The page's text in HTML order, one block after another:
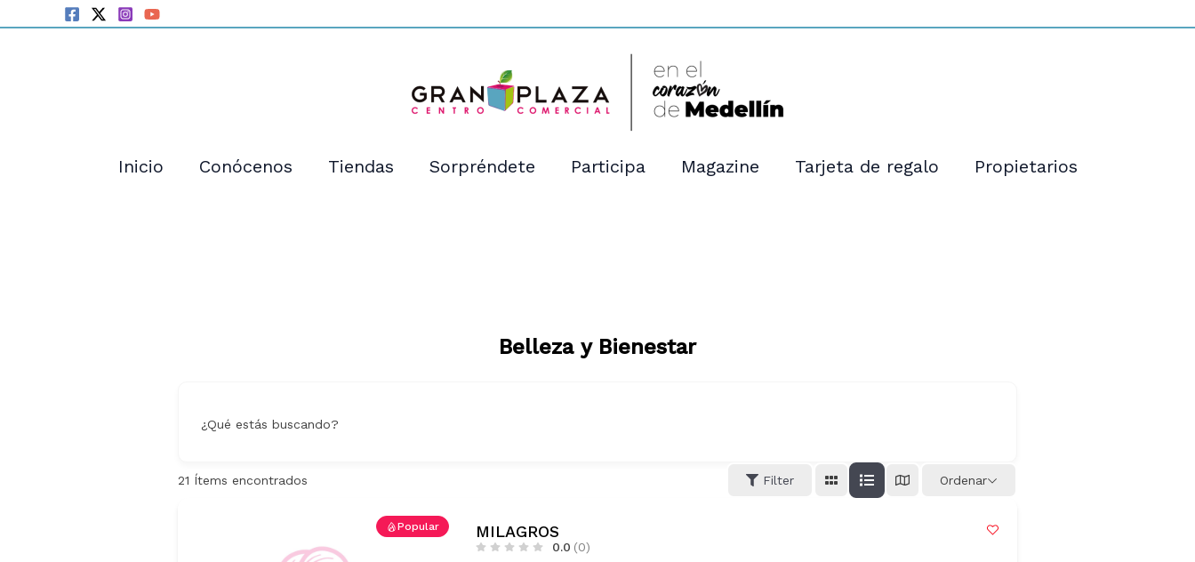
Inicio Conócenos Tiendas Sorpréndete Participa Magazine Tarjeta de regalo Propietarios
Belleza y Bienestar
¿Qué estás buscando?
21 Ítems encontrados Filter Ordenar
Popular MILAGROS
0.0 (0)